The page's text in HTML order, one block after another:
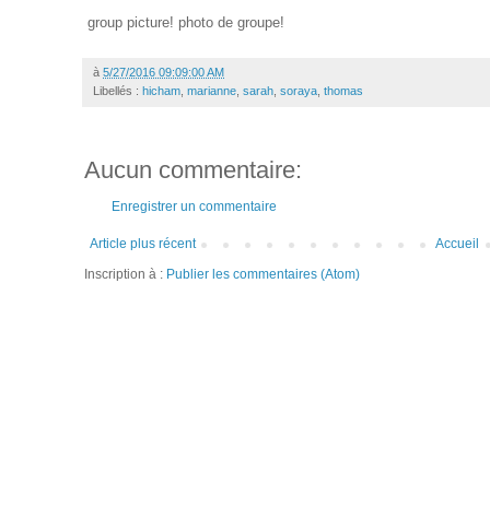
group picture! photo de groupe!
à 5/27/2016 09:09:00 AM
Libellés : hicham marianne sarah soraya thomas
Aucun commentaire:
Enregistrer un commentaire
Article plus récent
Accueil
Inscription à : Publier les commentaires (Atom)